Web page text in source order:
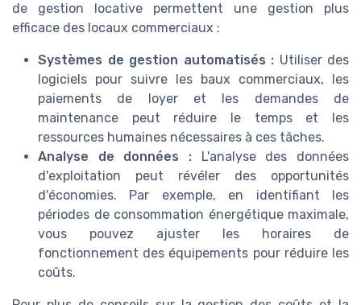
de gestion locative permettent une gestion plus
efficace des locaux commerciaux :
Systèmes de gestion automatisés : Utiliser des
logiciels pour suivre les baux commerciaux, les
paiements de loyer et les demandes de
maintenance peut réduire le temps et les
ressources humaines nécessaires à ces tâches.
Analyse de données : L'analyse des données
d'exploitation peut révéler des opportunités
d'économies. Par exemple, en identifiant les
périodes de consommation énergétique maximale,
vous pouvez ajuster les horaires de
fonctionnement des équipements pour réduire les
coûts.